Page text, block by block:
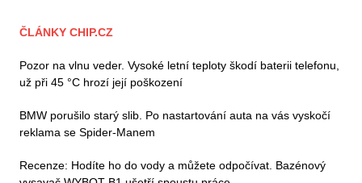
ČLÁNKY CHIP.CZ
Pozor na vlnu veder. Vysoké letní teploty škodí baterii telefonu,
už při 45 °C hrozí její poškození
BMW porušilo starý slib. Po nastartování auta na vás vyskočí
reklama se Spider-Manem
Recenze: Hodíte ho do vody a můžete odpočívat. Bazénový